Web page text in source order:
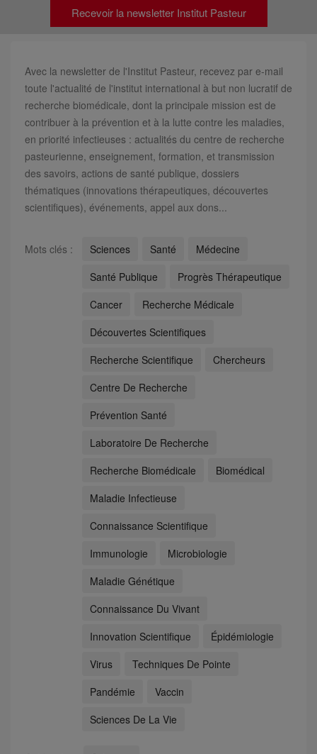
Recevoir la newsletter Institut Pasteur
Avec la newsletter de l'Institut Pasteur, recevez par e-mail
toute l'actualité de l'institut international à but non lucratif de
recherche biomédicale, dont la principale mission est de
contribuer à la prévention et à la lutte contre les maladies,
en priorité infectieuses : actualités du centre de recherche
pasteurienne, enseignement, formation, et transmission
des savoirs, actions de santé publique, dossiers
thématiques (innovations thérapeutiques, découvertes
scientifiques), événements, appel aux dons...
Mots clés : Sciences Santé
Médecine
Santé Publique
Progrès Thérapeutique
Cancer
Recherche Médicale
Découvertes Scientifiques
Recherche Scientifique
Chercheurs
Centre De Recherche
Prévention Santé
Laboratoire De Recherche
Recherche Biomédicale
Biomédical
Maladie Infectieuse
Connaissance Scientifique
Immunologie
Microbiologie
Maladie Génétique
Connaissance Du Vivant
Innovation Scientifique
Épidémiologie
Virus
Techniques De Pointe
Pandémie
Vaccin
Sciences De La Vie